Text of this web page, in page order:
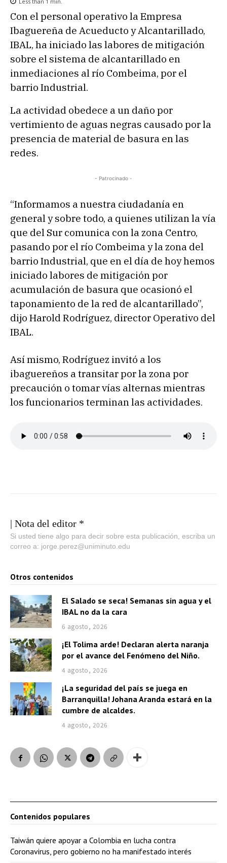
Con el personal operativo la Empresa
Ibaguereña de Acueducto y Alcantarillado,
IBAL, ha iniciado las labores de mitigación
sobre el sistema de alcantarillado en
inmediaciones al río Combeima, por el
barrio Industrial.
La actividad obedece a un daño por
vertimiento de aguas negras causado por la
presencia de material de basura en las
redes.
- Patrocinado -
“Informamos a nuestra ciudadanía en
general y sobre todo, a quienes utilizan la vía
que del Sur comunica con la zona Centro,
pasando por el río Combeima y la zona del
barrio Industrial, que en el día de hoy hemos
iniciado labores de mitigación por
acumulación de basura que ocasionó el
taponamiento de la red de alcantarillado”,
dijo Harold Rodríguez, director Operativo del
IBAL.
Así mismo, Rodríguez invitó a los
ibaguereños a transitar por la zona por
precaución o tomar vías alternas mientras
los funcionarios terminan las actividades.
| Nota del editor *
Si usted tiene algo para decir sobre esta publicación, escriba un
correo a: jorge.perez@uniminuto.edu
Otros contenidos
El Salado se seca! Semanas sin agua y el
IBAL no da la cara
6 agosto, 2026
¡El Tolima arde! Declaran alerta naranja
por el avance del Fenómeno del Niño.
4 agosto, 2026
¡La seguridad del país se juega en
Barranquilla! Johana Aranda estará en la
cumbre de alcaldes.
4 agosto, 2026
Contenidos populares
Taiwán quiere apoyar a Colombia en lucha contra
Coronavirus, pero gobierno no ha manifestado interés